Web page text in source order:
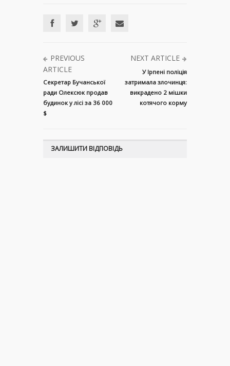
PREVIOUS
ARTICLE
Секретар Бучанської
ради Олексюк продав
будинок у лісі за 36 000
$
NEXT ARTICLE
У Ірпені поліція
затримала злочинця:
викрадено 2 мішки
котячого корму
ЗАЛИШИТИ ВІДПОВІДЬ